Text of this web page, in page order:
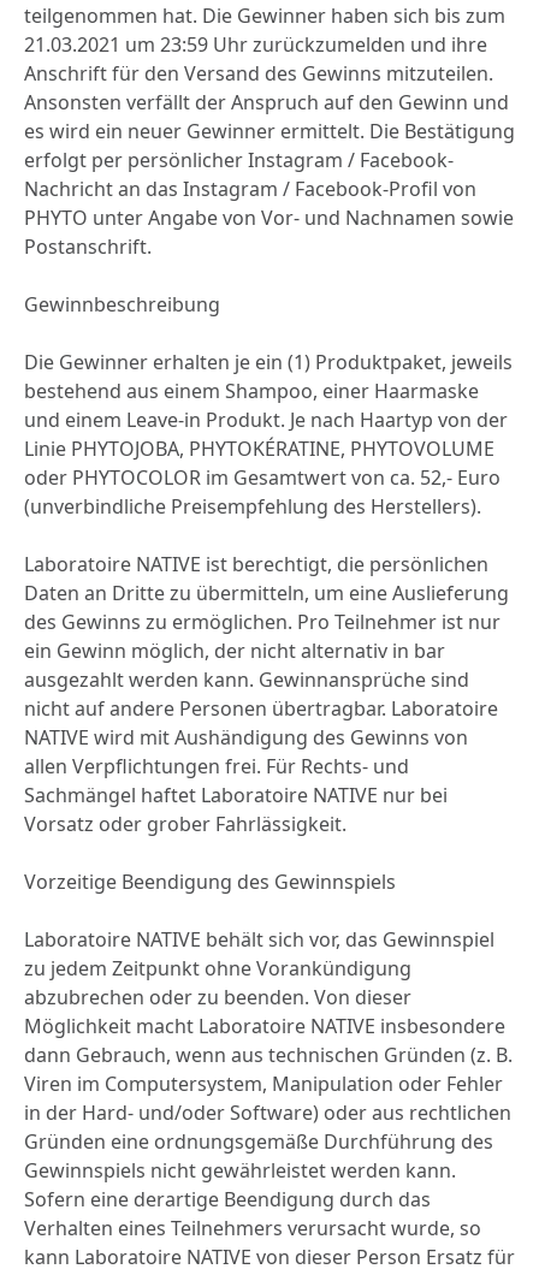
teilgenommen hat. Die Gewinner haben sich bis zum
21.03.2021 um 23:59 Uhr zurückzumelden und ihre
Anschrift für den Versand des Gewinns mitzuteilen.
Ansonsten verfällt der Anspruch auf den Gewinn und
es wird ein neuer Gewinner ermittelt. Die Bestätigung
erfolgt per persönlicher Instagram / Facebook-
Nachricht an das Instagram / Facebook-Profil von
PHYTO unter Angabe von Vor- und Nachnamen sowie
Postanschrift.
Gewinnbeschreibung
Die Gewinner erhalten je ein (1) Produktpaket, jeweils
bestehend aus einem Shampoo, einer Haarmaske
und einem Leave-in Produkt. Je nach Haartyp von der
Linie PHYTOJOBA, PHYTOKÉRATINE, PHYTOVOLUME
oder PHYTOCOLOR im Gesamtwert von ca. 52,- Euro
(unverbindliche Preisempfehlung des Herstellers).
Laboratoire NATIVE ist berechtigt, die persönlichen
Daten an Dritte zu übermitteln, um eine Auslieferung
des Gewinns zu ermöglichen. Pro Teilnehmer ist nur
ein Gewinn möglich, der nicht alternativ in bar
ausgezahlt werden kann. Gewinnansprüche sind
nicht auf andere Personen übertragbar. Laboratoire
NATIVE wird mit Aushändigung des Gewinns von
allen Verpflichtungen frei. Für Rechts- und
Sachmängel haftet Laboratoire NATIVE nur bei
Vorsatz oder grober Fahrlässigkeit.
Vorzeitige Beendigung des Gewinnspiels
Laboratoire NATIVE behält sich vor, das Gewinnspiel
zu jedem Zeitpunkt ohne Vorankündigung
abzubrechen oder zu beenden. Von dieser
Möglichkeit macht Laboratoire NATIVE insbesondere
dann Gebrauch, wenn aus technischen Gründen (z. B.
Viren im Computersystem, Manipulation oder Fehler
in der Hard- und/oder Software) oder aus rechtlichen
Gründen eine ordnungsgemäße Durchführung des
Gewinnspiels nicht gewährleistet werden kann.
Sofern eine derartige Beendigung durch das
Verhalten eines Teilnehmers verursacht wurde, so
kann Laboratoire NATIVE von dieser Person Ersatz für